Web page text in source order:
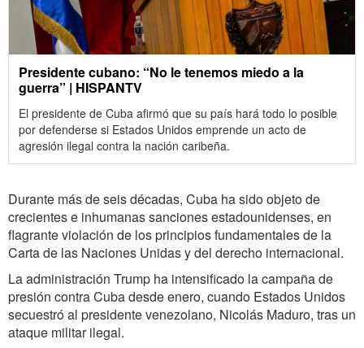
Presidente cubano: “No le tenemos miedo a la
guerra” | HISPANTV
El presidente de Cuba afirmó que su país hará todo lo posible
por defenderse si Estados Unidos emprende un acto de
agresión ilegal contra la nación caribeña.
Durante más de seis décadas, Cuba ha sido objeto de
crecientes e inhumanas sanciones estadounidenses, en
flagrante violación de los principios fundamentales de la
Carta de las Naciones Unidas y del derecho internacional.
La administración Trump ha intensificado la campaña de
presión contra Cuba desde enero, cuando Estados Unidos
secuestró al presidente venezolano, Nicolás Maduro, tras un
ataque militar ilegal.